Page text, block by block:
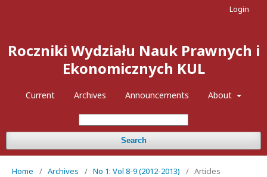
Roczniki Wydziału Nauk Prawnych i
Ekonomicznych KUL
Current Archives Announcements About
Search
Login
Home / Archives / No 1: Vol 8-9 (2012-2013) / Articles